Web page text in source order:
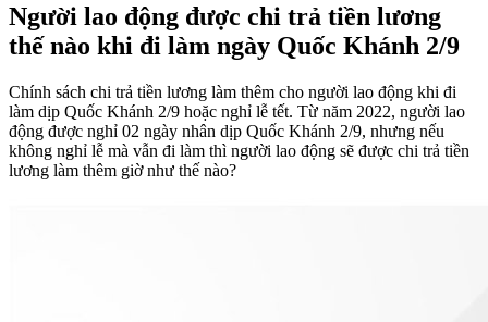
Người lao động được chi trả tiền lương
thế nào khi đi làm ngày Quốc Khánh 2/9
Chính sách chi trả tiền lương làm thêm cho người lao động khi đi
làm dịp Quốc Khánh 2/9 hoặc nghỉ lễ tết. Từ năm 2022, người lao
động được nghỉ 02 ngày nhân dịp Quốc Khánh 2/9, nhưng nếu
không nghỉ lễ mà vẫn đi làm thì người lao động sẽ được chi trả tiền
lương làm thêm giờ như thế nào?